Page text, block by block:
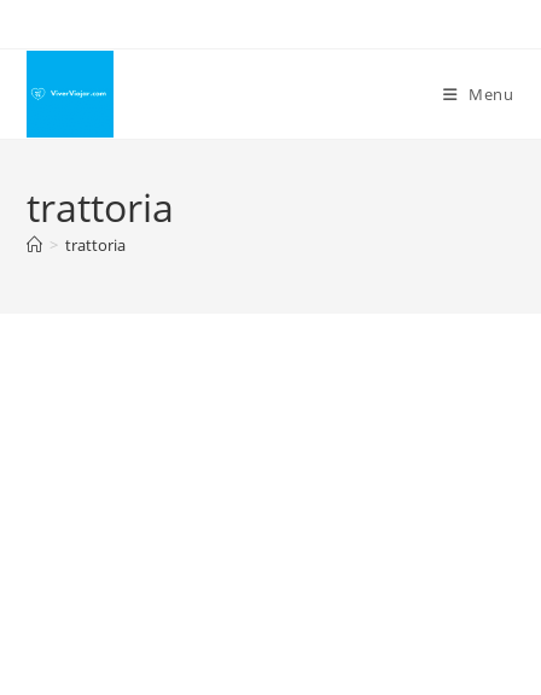
conteúdo
Menu
trattoria
> trattoria